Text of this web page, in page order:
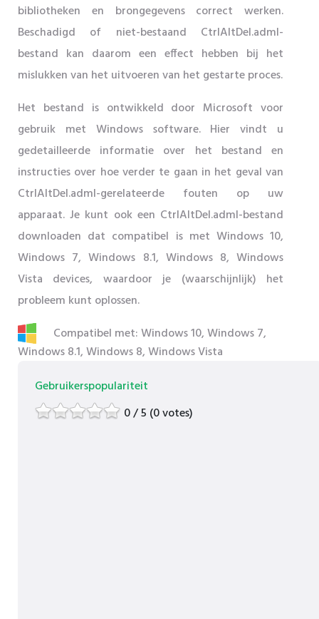
bibliotheken en brongegevens correct werken.
Beschadigd of niet-bestaand CtrlAltDel.adml-
bestand kan daarom een ​​effect hebben bij het
mislukken van het uitvoeren van het gestarte proces.
Het bestand is ontwikkeld door Microsoft voor
gebruik met Windows software. Hier vindt u
gedetailleerde informatie over het bestand en
instructies over hoe verder te gaan in het geval van
CtrlAltDel.adml-gerelateerde fouten op uw
apparaat. Je kunt ook een CtrlAltDel.adml-bestand
downloaden dat compatibel is met Windows 10,
Windows 7, Windows 8.1, Windows 8, Windows
Vista devices, waardoor je (waarschijnlijk) het
probleem kunt oplossen.
Compatibel met: Windows 10, Windows 7,
Windows 8.1, Windows 8, Windows Vista
Gebruikerspopulariteit
0 / 5 (0 votes)